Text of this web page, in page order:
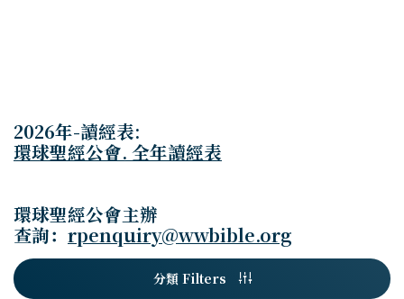
2026年-讀經表:
環球聖經公會. 全年讀經表
環球聖經公會主辦
查詢： rpenquiry@wwbible.org
分類 Filters